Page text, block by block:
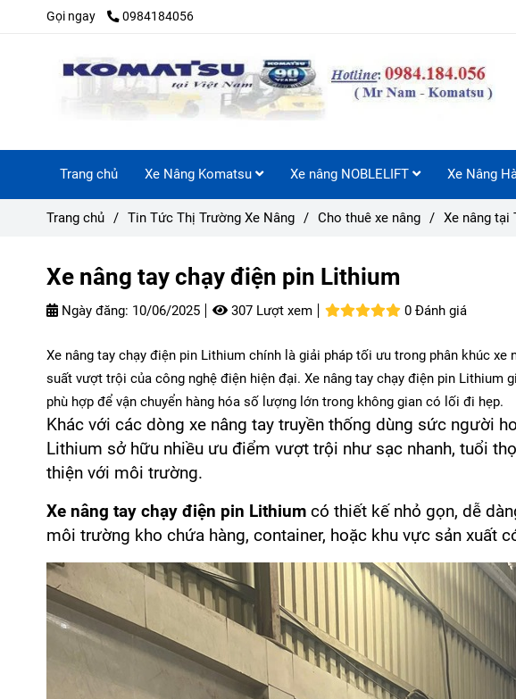
Gọi ngay 0984184056
Trang chủ Xe Nâng Komatsu Xe nâng NOBLELIFT Xe Nâng
Trang chủ / Tin Tức Thị Trường Xe Nâng / Cho thuê xe nâng / Xe nâng tại
Xe nâng tay chạy điện pin Lithium
Ngày đăng: 10/06/2025 307 Lượt xem 0 Đánh giá
Xe nâng tay chạy điện pin Lithium chính là giải pháp tối ưu trong phân khúc
suất vượt trội của công nghệ điện hiện đại. Xe nâng tay chạy điện pin Lithium
phù hợp để vận chuyển hàng hóa số lượng lớn trong không gian có lối đi hẹp.
Khác với các dòng xe nâng tay truyền thống dùng sức người
Lithium sở hữu nhiều ưu điểm vượt trội như sạc nhanh, tuổi
thiện với môi trường.
Xe nâng tay chạy điện pin Lithium có thiết kế nhỏ gọn, dễ
môi trường kho chứa hàng, container, hoặc khu vực sản xuất